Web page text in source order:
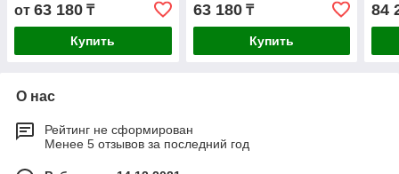
от 63 180 ₸
Купить
63 180₸
Купить
84
О нас
Рейтинг не сформирован
Менее 5 отзывов за последний год